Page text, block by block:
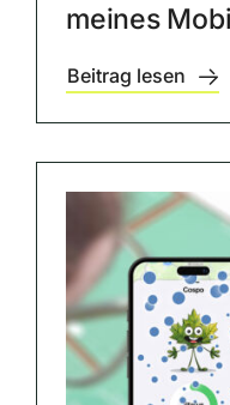
meines
Beitrag lesen